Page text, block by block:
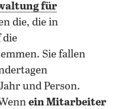
für
die, die in
die
Sie fallen
und Person.
ein Mitarbeiter